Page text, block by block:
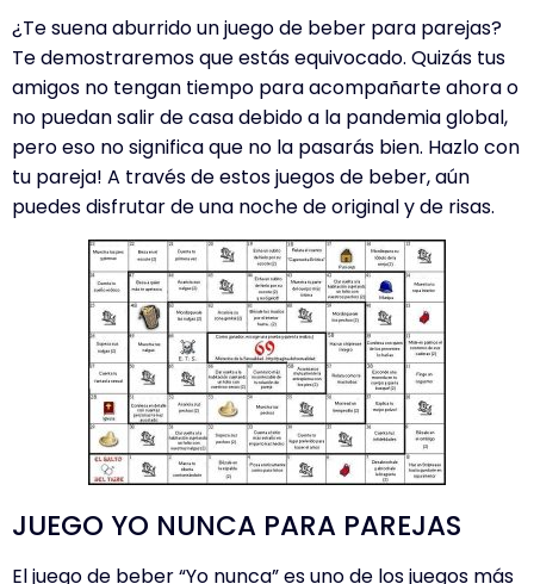
¿Te suena aburrido un juego de beber para parejas?
Te demostraremos que estás equivocado. Quizás tus
amigos no tengan tiempo para acompañarte ahora o
no puedan salir de casa debido a la pandemia global,
pero eso no significa que no la pasarás bien. Hazlo con
tu pareja! A través de estos juegos de beber, aún
puedes disfrutar de una noche de original y de risas.
JUEGO YO NUNCA PARA PAREJAS
El juego de beber “Yo nunca” es uno de los juegos más